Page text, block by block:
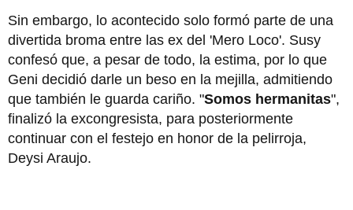
Sin embargo, lo acontecido solo formó parte de una
divertida broma entre las ex del 'Mero Loco'. Susy
confesó que, a pesar de todo, la estima, por lo que
Geni decidió darle un beso en la mejilla, admitiendo
que también le guarda cariño. "Somos hermanitas",
finalizó la excongresista, para posteriormente
continuar con el festejo en honor de la pelirroja,
Deysi Araujo.